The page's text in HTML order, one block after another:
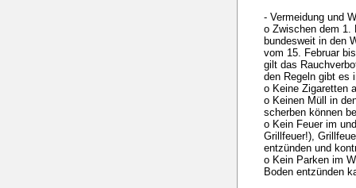
- Vermeidung und
o Zwischen dem 1.
bundesweit in den
vom 15. Februar
gilt das
den Regeln gibt es
o Keine Zigaretten
o Keinen Müll in
scherben können
o Kein Feuer im
Grillfeuer!),
entzünden und
o Kein Parken im
Boden entzünden